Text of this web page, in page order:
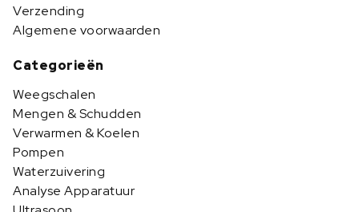
Verzending
Algemene voorwaarden
Categorieën
Weegschalen
Mengen & Schudden
Verwarmen & Koelen
Pompen
Waterzuivering
Analyse Apparatuur